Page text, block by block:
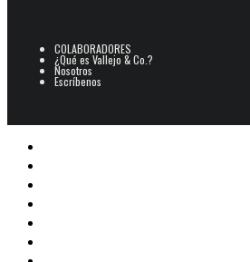
COLABORADORES
¿Qué es Vallejo & Co.?
Nosotros
Escríbenos